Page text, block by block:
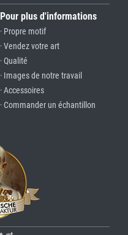
Pour plus d'informations
· Propre motif
· Vendez votre art
· Qualité
· Images de notre travail
· Accessoires
· Commander un échantillon